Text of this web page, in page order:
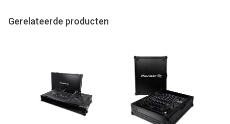
Gerelateerde producten